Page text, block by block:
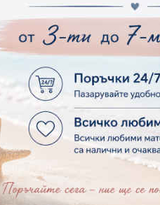
- Къщи, Врати, Прозорци, Огради, Фенери
Пътешествия и Фото моменти
Многопластови елементи
Готови композиции
Микс елементи
Коледа и Зима
- Декоративни рамки
- Надписи на български